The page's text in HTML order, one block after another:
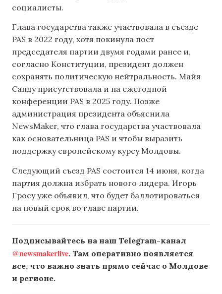
социалисты.
Глава государства также участвовала в съезде
PAS в 2022 году, хотя покинула пост
председателя партии двумя годами ранее и,
согласно Конституции, президент должен
сохранять политическую нейтральность. Майя
Санду присутствовала и на ежегодной
конференции PAS в 2025 году. Позже
администрация президента объяснила
NewsMaker, что глава государства участвовала
как основательница PAS и чтобы выразить
поддержку европейскому курсу Молдовы.
Следующий съезд PAS состоится 14 июня, когда
партия должна избрать нового лидера. Игорь
Гросу уже объявил, что будет баллотироваться
на новый срок во главе партии.
Подписывайтесь на наш Telegram-канал
@newsmakerlive. Там оперативно появляется
все, что важно знать прямо сейчас о Молдове
и регионе.